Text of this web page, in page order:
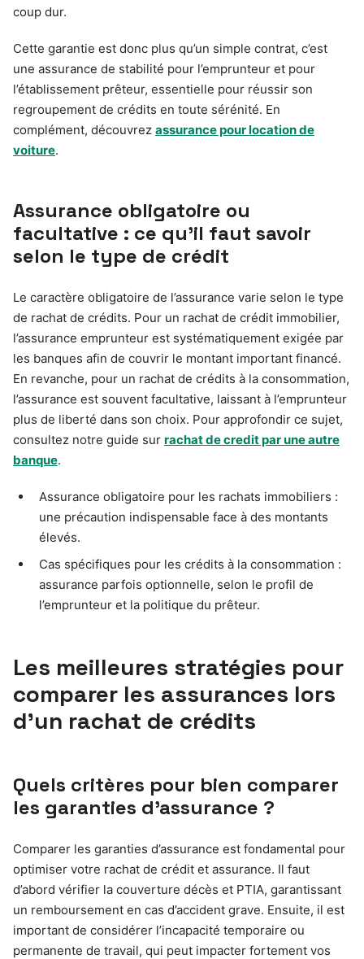
coup dur.
Cette garantie est donc plus qu’un simple contrat, c’est
une assurance de stabilité pour l’emprunteur et pour
l’établissement prêteur, essentielle pour réussir son
regroupement de crédits en toute sérénité. En
complément, découvrez assurance pour location de
voiture.
Assurance obligatoire ou
facultative : ce qu’il faut savoir
selon le type de crédit
Le caractère obligatoire de l’assurance varie selon le type
de rachat de crédits. Pour un rachat de crédit immobilier,
l’assurance emprunteur est systématiquement exigée par
les banques afin de couvrir le montant important financé.
En revanche, pour un rachat de crédits à la consommation,
l’assurance est souvent facultative, laissant à l’emprunteur
plus de liberté dans son choix. Pour approfondir ce sujet,
consultez notre guide sur rachat de credit par une autre
banque.
Assurance obligatoire pour les rachats immobiliers :
une précaution indispensable face à des montants
élevés.
Cas spécifiques pour les crédits à la consommation :
assurance parfois optionnelle, selon le profil de
l’emprunteur et la politique du prêteur.
Les meilleures stratégies pour
comparer les assurances lors
d’un rachat de crédits
Quels critères pour bien comparer
les garanties d’assurance ?
Comparer les garanties d’assurance est fondamental pour
optimiser votre rachat de crédit et assurance. Il faut
d’abord vérifier la couverture décès et PTIA, garantissant
un remboursement en cas d’accident grave. Ensuite, il est
important de considérer l’incapacité temporaire ou
permanente de travail, qui peut impacter fortement vos